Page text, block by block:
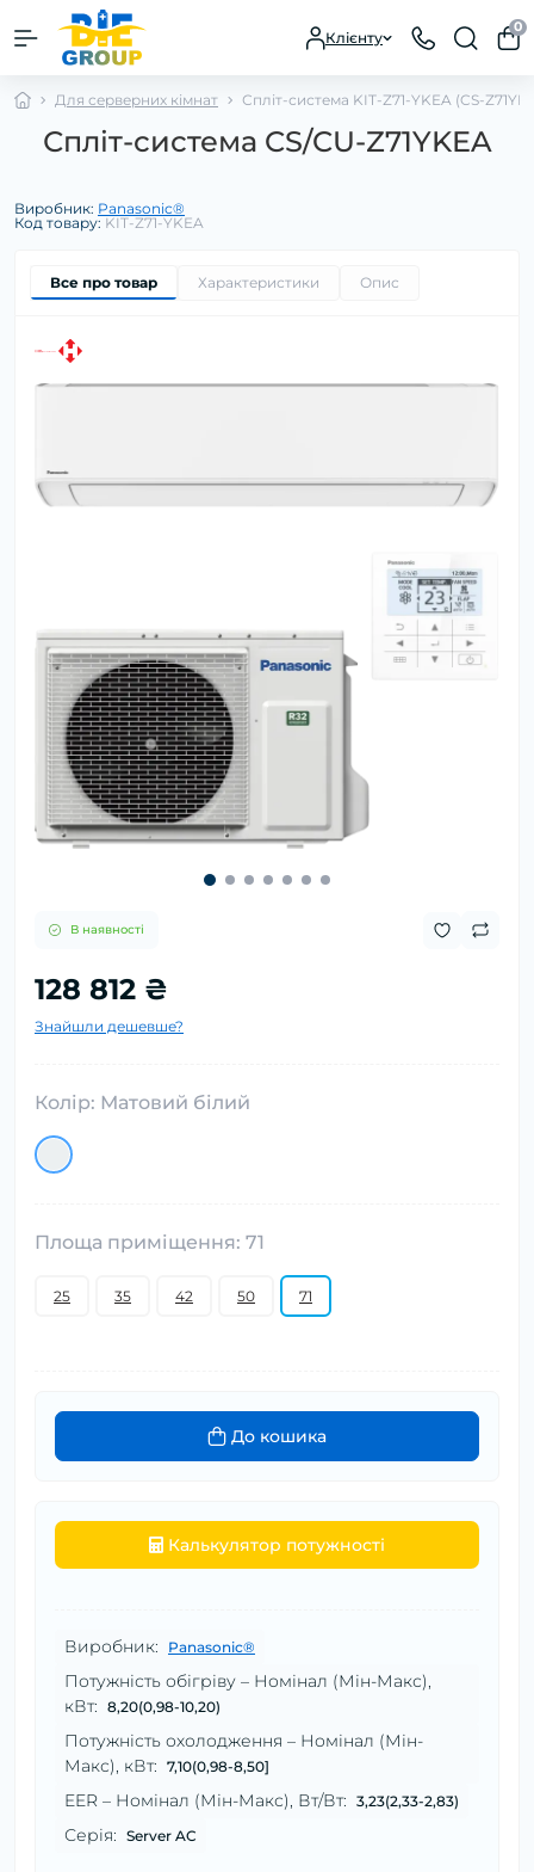
Клієнту
0
Для серверних кімнат Спліт-система KIT-Z71-YKEA (CS-
Спліт-система CS/CU-Z71YKEA
Виробник: Panasonic®
Код товару: KIT-Z71-YKEA
Все про товар Характеристики Опис
В наявності
128 812 ₴
Знайшли дешевше?
Колір: Матовий білий
Площа приміщення: 71
25 35 42 50 71
До кошика
Калькулятор потужності
Виробник: Panasonic®
Потужність обігріву – Номінал (Мін-Макс),
кВт: 8,20(0,98-10,20)
Потужність охолодження – Номінал (Мін-
Макс), кВт: 7,10(0,98-8,50]
EER – Номінал (Мін-Макс), Вт/Вт: 3,23(2,33-2,83)
Серія: Server AC